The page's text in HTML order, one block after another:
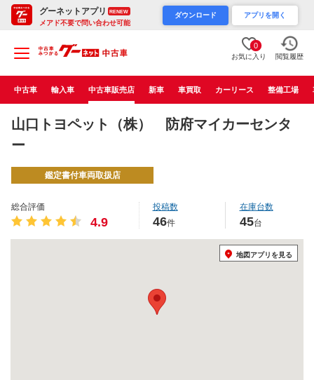
グーネットアプリ RENEW
メアド不要で問い合わせ可能
ダウンロード アプリを開く
0
お気に入り 閲覧履歴
中古車 輸入車 中古車販売店 新車 車買取 カーリース 整備工場
山口トヨペット（株） 防府マイカーセンタ
ー
鑑定書付車両取扱店
総合評価
4.9
投稿数
46件
在庫台数
45台
地図アプリを見る